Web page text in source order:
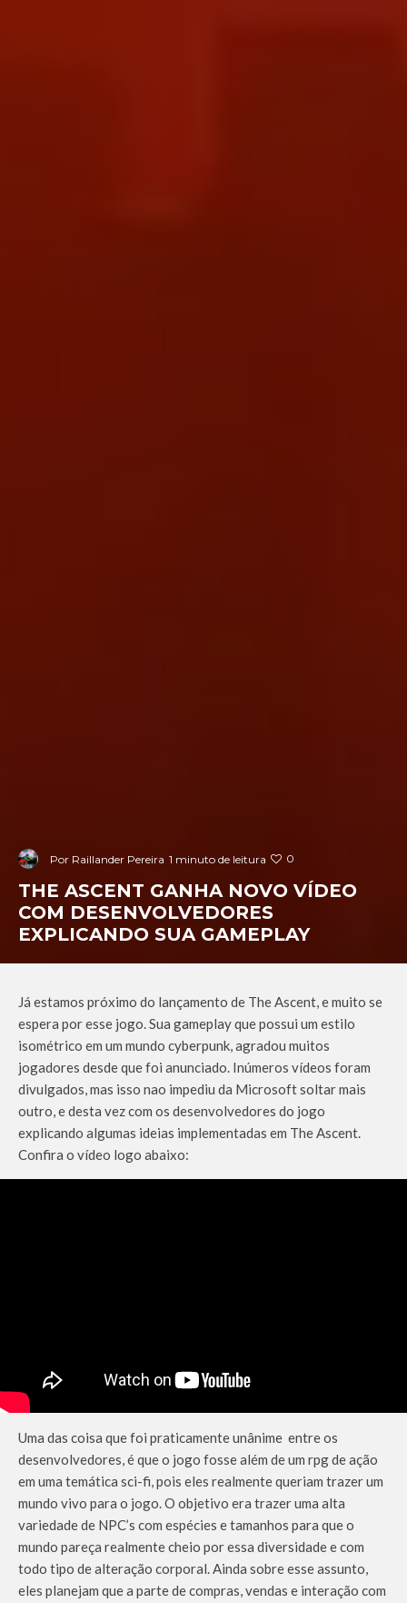
Por Raillander Pereira 1 minuto de leitura 0
THE ASCENT GANHA NOVO VÍDEO
COM DESENVOLVEDORES
EXPLICANDO SUA GAMEPLAY
Já estamos próximo do lançamento de The Ascent, e muito se
espera por esse jogo. Sua gameplay que possui um estilo
isométrico em um mundo cyberpunk, agradou muitos
jogadores desde que foi anunciado. Inúmeros vídeos foram
divulgados, mas isso nao impediu da Microsoft soltar mais
outro, e desta vez com os desenvolvedores do jogo
explicando algumas ideias implementadas em The Ascent.
Confira o vídeo logo abaixo:
Uma das coisa que foi praticamente unânime entre os
desenvolvedores, é que o jogo fosse além de um rpg de ação
em uma temática sci-fi, pois eles realmente queriam trazer um
mundo vivo para o jogo. O objetivo era trazer uma alta
variedade de NPC’s com espécies e tamanhos para que o
mundo pareça realmente cheio por essa diversidade e com
todo tipo de alteração corporal. Ainda sobre esse assunto,
eles planejam que a parte de compras, vendas e interação com